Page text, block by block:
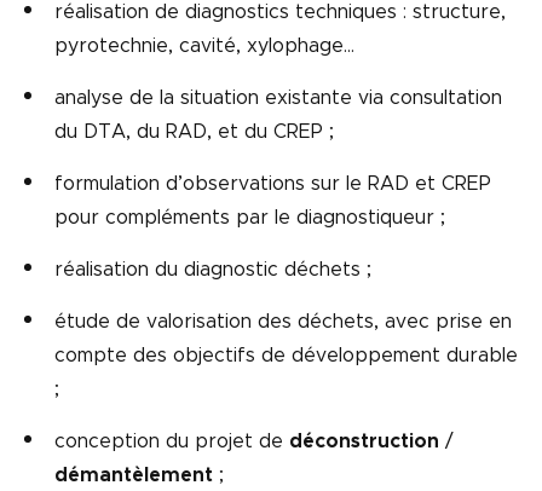
réalisation de diagnostics techniques : structure,
pyrotechnie, cavité, xylophage…
analyse de la situation existante via consultation
du DTA, du RAD, et du CREP ;
formulation d’observations sur le RAD et CREP
pour compléments par le diagnostiqueur ;
réalisation du diagnostic déchets ;
étude de valorisation des déchets, avec prise en
compte des objectifs de développement durable
;
conception du projet de déconstruction /
démantèlement ;